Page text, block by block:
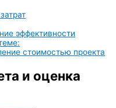
эффективности
стоимостью проекта
и оценка